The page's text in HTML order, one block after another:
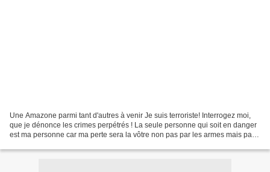
Une Amazone parmi tant d'autres à venir Je suis terroriste! Interrogez moi,
que je dénonce les crimes perpétrés ! La seule personne qui soit en danger
est ma personne car ma perte sera la vôtre non pas par les armes mais par